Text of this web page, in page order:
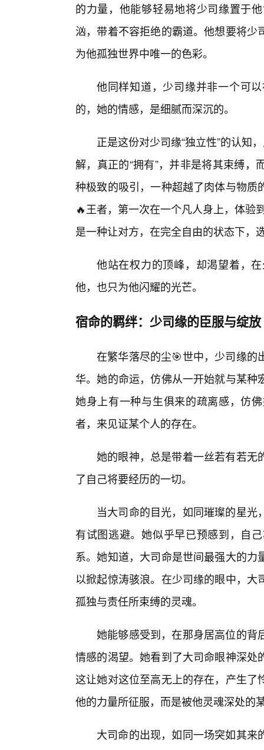
的力量，他能够轻易地将少司缘置于
汹，带着不容拒绝的霸道。他想要将
为他孤独世界中唯一的色彩。
他同样知道，少司缘并非一个可
的，她的情感，是细腻而深沉的。
正是这份对少司缘“独立性”的认知
解，真正的“拥有”，并非是将其束缚
种极致的吸引，一种超越了肉体与物
🔥王者，第一次在一个凡人身上，体验
是一种让对方，在完全自由的状态下，
他站在权力的顶峰，却渴望着，
他，也只为他闪耀的光芒。
宿命的羁绊：少司缘的臣服与绽放
在繁华落尽的尘🎯世中，少司缘的
华。她的命运，仿佛从一开始就与某
她身上有一种与生俱来的疏离感，仿
者，来见证某个人的存在。
她的眼神，总是带着一丝若有若无
了自己将要经历的一切。
当大司命的目光，如同璀璨的星
有试图逃避。她似乎早已预感到，自
系。她知道，大司命是世间最强大的
以掀起惊涛骇浪。在少司缘的眼中，
孤独与责任所束缚的灵魂。
她能够感受到，在那身居高位的背
情感的渴望。她看到了大司命眼神深
这让她对这位至高无上的存在，产生
他的力量所征服，而是被他灵魂深处的
大司命的出现，如同一场突如其